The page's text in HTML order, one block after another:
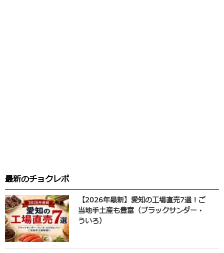
最新のチョクレポ
【2026年最新】愛知の工場直売7選！ご
当地手土産も豊富（ブラックサンダー・
ういろ）